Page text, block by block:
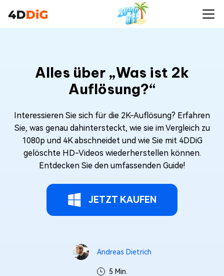
Alles über „Was ist 2k
Auflösung?“
Interessieren Sie sich für die 2K-Auflösung? Erfahren
Sie, was genau dahintersteckt, wie sie im Vergleich zu
1080p und 4K abschneidet und wie Sie mit 4DDiG
gelöschte HD-Videos wiederherstellen können.
Entdecken Sie den umfassenden Guide!
JETZT KAUFEN
Andreas Dietrich
5 Min.